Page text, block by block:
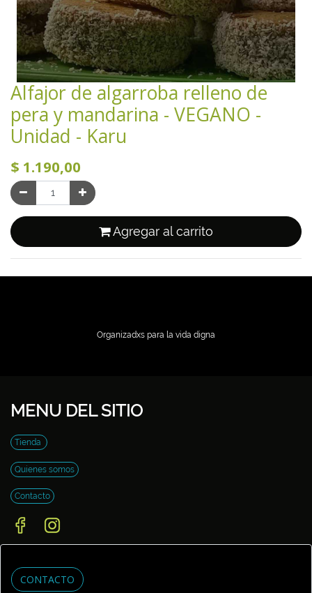
Alfajor de algarroba relleno de
pera y mandarina - VEGANO -
Unidad - Karu
$ 1.190,00
Agregar al carrito
Organizadxs para la vida digna
MENU DEL SITIO
Tienda
Quienes somos
Contacto
CONTACTO